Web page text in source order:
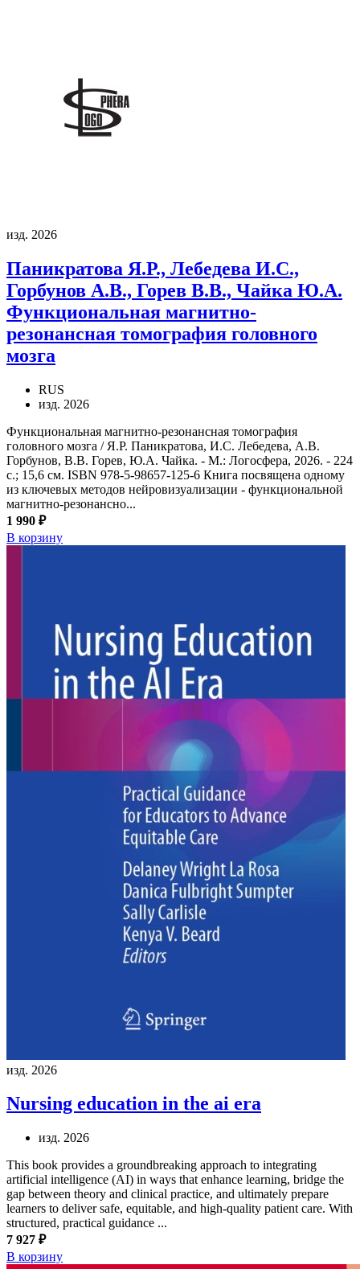
изд. 2026
Паникратова Я.Р., Лебедева И.С.,
Горбунов А.В., Горев В.В., Чайка Ю.А.
Функциональная магнитно-
резонансная томография головного
мозга
RUS
изд. 2026
Функциональная магнитно-резонансная томография
головного мозга / Я.Р. Паникратова, И.С. Лебедева, А.В.
Горбунов, В.В. Горев, Ю.А. Чайка. - М.: Логосфера, 2026. - 224
с.; 15,6 см. ISBN 978-5-98657-125-6 Книга посвящена одному
из ключевых методов нейровизуализации - функциональной
магнитно-резонансно...
1 990 ₽
В корзину
изд. 2026
Nursing education in the ai era
изд. 2026
This book provides a groundbreaking approach to integrating
artificial intelligence (AI) in ways that enhance learning, bridge the
gap between theory and clinical practice, and ultimately prepare
learners to deliver safe, equitable, and high-quality patient care. With
structured, practical guidance ...
7 927 ₽
В корзину